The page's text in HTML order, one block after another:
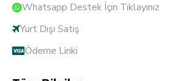
Whatsapp Destek İçin Tıklayınız
Yurt Dışı Satış
Ödeme Linki